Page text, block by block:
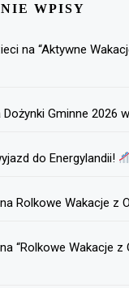
WPISY
na “Aktywne
Gminne 2026
do Energylandii!
Rolkowe Wakacje z
“Rolkowe Wakacje z